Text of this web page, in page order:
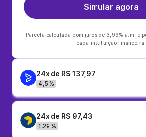
Simular agora
Parcela calculada com juros de 3,99% a.m. e
cada instituição financeira.
24x de R$ 137,97
4,5 %
24x de R$ 97,43
1,29 %